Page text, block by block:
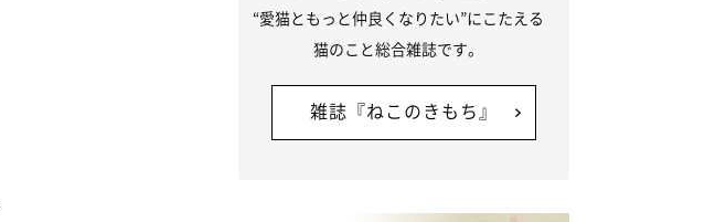
“愛猫ともっと仲良くなりたい”にこたえる
猫のこと総合雑誌です。
雑誌『ねこのきもち』